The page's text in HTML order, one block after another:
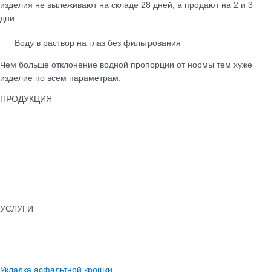
изделия не вылеживают на складе 28 дней, а продают на 2 и 3
дни.
Воду в раствор на глаз без фильтрования
Чем больше отклонение водной пропорции от нормы тем хуже
изделие по всем параметрам.
ПРОДУКЦИЯ
УСЛУГИ
Укладка асфальтной крошки